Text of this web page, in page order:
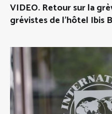
VIDEO. Retour sur la
grévistes de l’hôtel Ibis